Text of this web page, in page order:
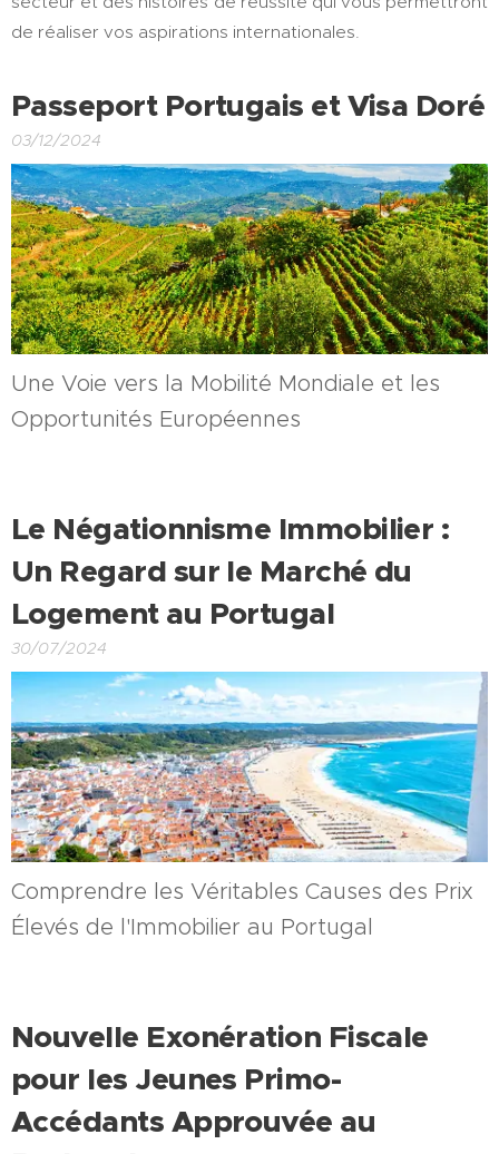
de réaliser vos aspirations internationales.
Passeport Portugais et Visa Doré
03/12/2024
Une Voie vers la Mobilité Mondiale et les
Opportunités Européennes
Le Négationnisme Immobilier :
Un Regard sur le Marché du
Logement au Portugal
30/07/2024
Comprendre les Véritables Causes des Prix
Élevés de l'Immobilier au Portugal
Nouvelle Exonération Fiscale
pour les Jeunes Primo-
Accédants Approuvée au